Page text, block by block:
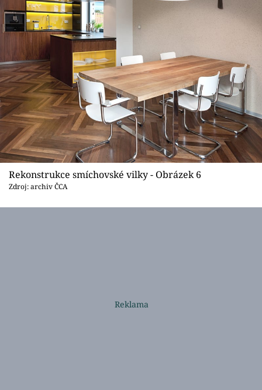
Rekonstrukce smíchovské vilky - Obrázek 6
Zdroj: archiv ČCA